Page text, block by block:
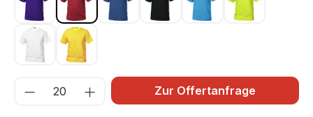
Lila 44 Rot 35 Royal Blau 55Schwarz 99Türkis 54
Weiss 00Zitrone 10
Zur Offertanfrage